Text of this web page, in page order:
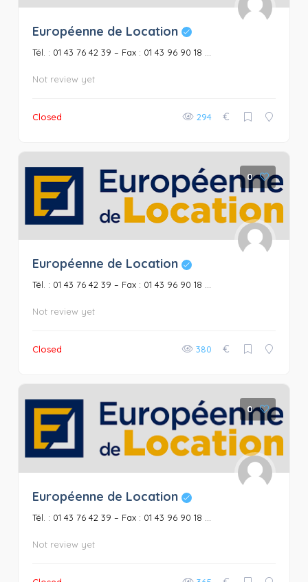
Européenne de Location
Tél. : 01 43 76 42 39 – Fax : 01 43 96 90 18 ...
Not review yet
Closed 294 €
0
Européenne de Location
Tél. : 01 43 76 42 39 – Fax : 01 43 96 90 18 ...
Not review yet
Closed 380 €
0
Européenne de Location
Tél. : 01 43 76 42 39 – Fax : 01 43 96 90 18 ...
Not review yet